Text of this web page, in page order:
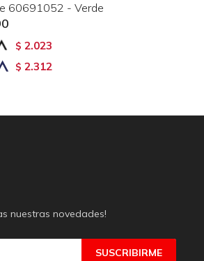
60691052 - Verde
$ 2.023
$ 2.312
nuestras novedades!
SUSCRIBIRME